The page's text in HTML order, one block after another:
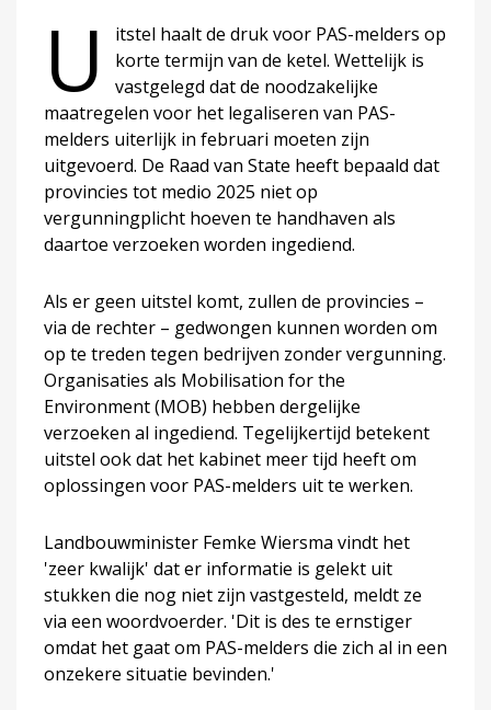
U
itstel haalt de druk voor PAS-melders op
korte termijn van de ketel. Wettelijk is
vastgelegd dat de noodzakelijke
maatregelen voor het legaliseren van PAS-
melders uiterlijk in februari moeten zijn
uitgevoerd. De Raad van State heeft bepaald dat
provincies tot medio 2025 niet op
vergunningplicht hoeven te handhaven als
daartoe verzoeken worden ingediend.
Als er geen uitstel komt, zullen de provincies –
via de rechter – gedwongen kunnen worden om
op te treden tegen bedrijven zonder vergunning.
Organisaties als Mobilisation for the
Environment (MOB) hebben dergelijke
verzoeken al ingediend. Tegelijkertijd betekent
uitstel ook dat het kabinet meer tijd heeft om
oplossingen voor PAS-melders uit te werken.
Landbouwminister Femke Wiersma vindt het
'zeer kwalijk' dat er informatie is gelekt uit
stukken die nog niet zijn vastgesteld, meldt ze
via een woordvoerder. 'Dit is des te ernstiger
omdat het gaat om PAS-melders die zich al in een
onzekere situatie bevinden.'